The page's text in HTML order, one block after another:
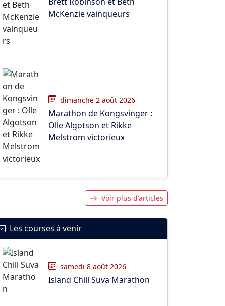
McKenzie vainqueurs
dimanche 2 août 2026
Marathon de Kongsvinger :
Olle Algotson et Rikke
Melstrom victorieux
Voir plus d'articles
Les courses à venir
samedi 8 août 2026
Island Chill Suva Marathon